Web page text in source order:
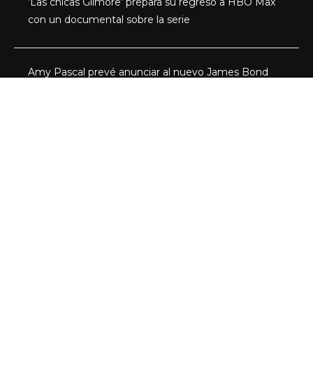
con un documental sobre la serie
Amy Pascal prevé anunciar al nuevo James Bond